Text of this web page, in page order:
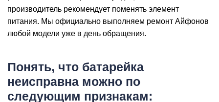
производитель рекомендует поменять элемент
питания. Мы официально выполняем ремонт Айфонов
любой модели уже в день обращения.
Понять, что батарейка
неисправна можно по
следующим признакам: